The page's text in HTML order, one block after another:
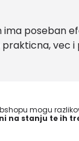
ima poseban
vec
mogu
na stanju te ih